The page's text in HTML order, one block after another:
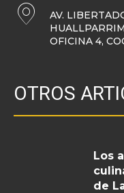
AV.
OFICINA 4,
OTROS
Los
de